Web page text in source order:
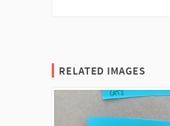
RELATED IMAGES